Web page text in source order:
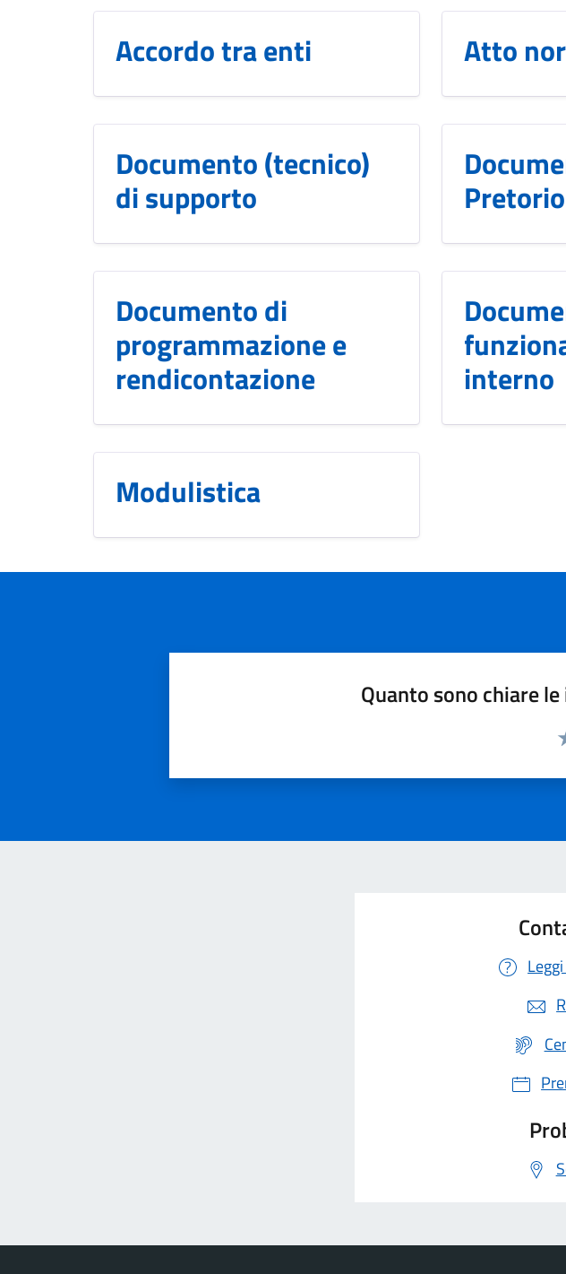
Accordo tra enti Atto
Documento (tecnico)
di supporto Pretorio
Documento di
programmazione e
rendicontazione interno
Modulistica
Quanto sono chiare